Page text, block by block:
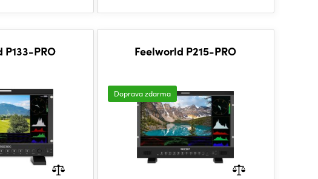
Feelworld P133-PRO Feelworld P215-PRO
Doprava zdarma